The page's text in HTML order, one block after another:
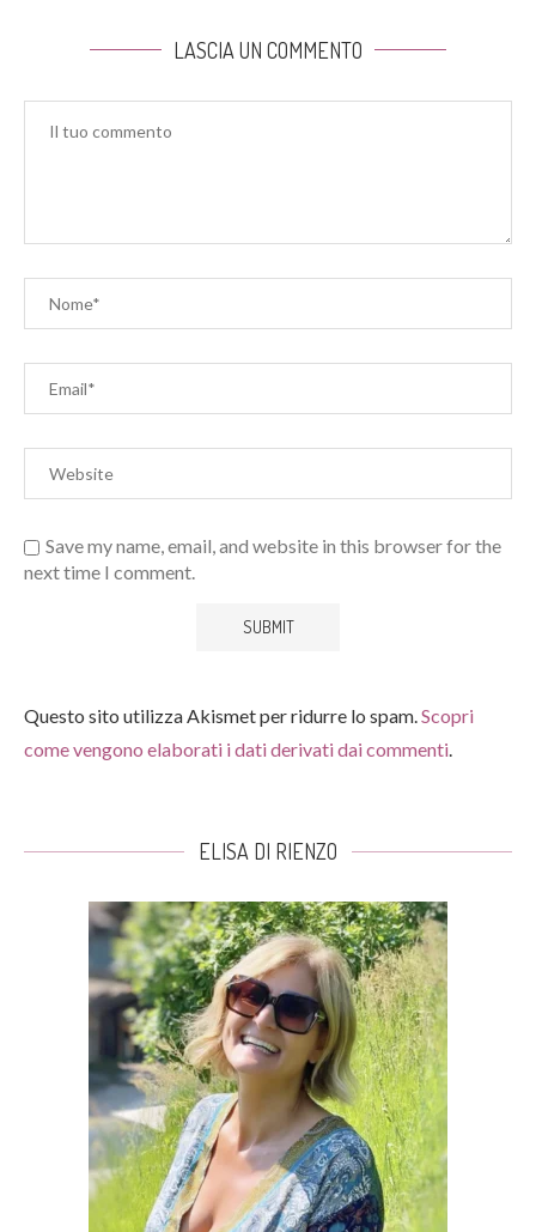
LASCIA UN COMMENTO
Save my name, email, and website in this browser for the
next time I comment.
Questo sito utilizza Akismet per ridurre lo spam. Scopri
come vengono elaborati i dati derivati dai commenti
ELISA DI RIENZO